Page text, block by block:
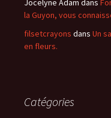
Jocelyne Adam dans
la Guyon, vous
filsetcrayons dans Un
en fleurs.
Catégories